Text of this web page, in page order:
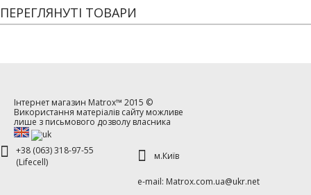
ПЕРЕГЛЯНУТІ ТОВАРИ
Інтернет магазин Matrox™ 2015 ©
Використання матеріалів сайту можливе
лише з письмового дозволу власника
+38 (063) 318-97-55
(Lifecell)
м.Київ
е-mаil: Matrox.com.ua@ukr.net